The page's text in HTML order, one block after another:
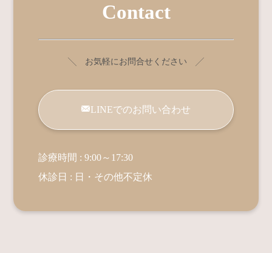
Contact
╲ お気軽にお問合せください ╱
LINEでのお問い合わせ
診療時間 : 9:00～17:30
休診日 : 日・その他不定休